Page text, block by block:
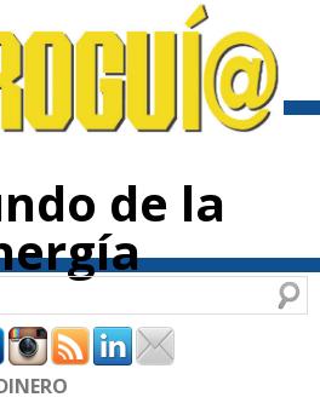
de la